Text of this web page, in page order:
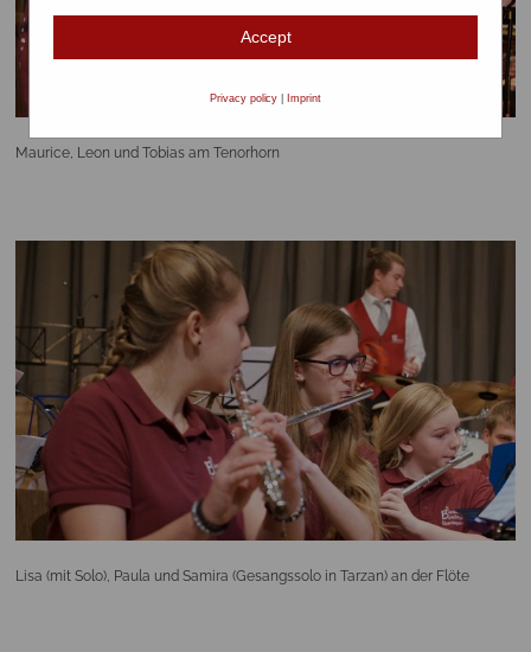
Maurice, Leon und Tobias am Tenorhorn
Lisa (mit Solo), Paula und Samira (Gesangssolo in Tarzan) an der Flöte
Accept
Privacy policy Imprint